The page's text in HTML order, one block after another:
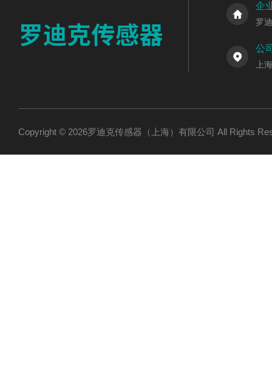
企
罗
公
上
Copyright © 2026罗迪克传感器（上海）有限公司 All Rights